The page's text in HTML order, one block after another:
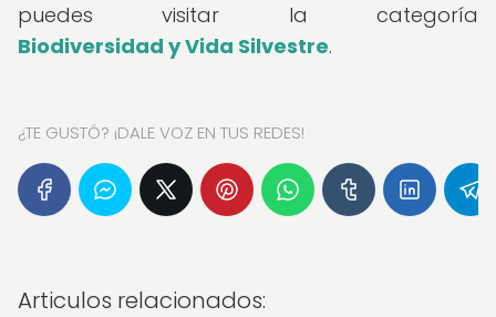
puedes visitar la categoría
Biodiversidad y Vida Silvestre.
¿TE GUSTÓ? ¡DALE VOZ EN TUS REDES!
Articulos relacionados: